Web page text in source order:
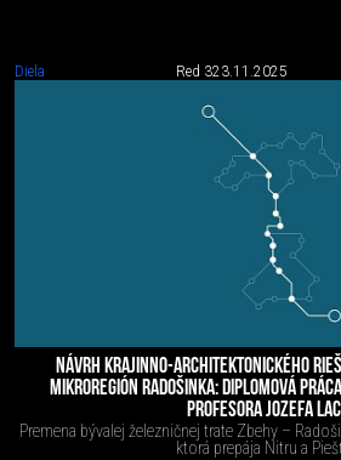
Diela Red 323.11.2025
NÁVRH KRAJINNO-ARCHITEKTONICKÉHO
MIKROREGIÓN RADOŠINKA: DIPLOMOVÁ
PROFESORA JOZEFA
Premena bývalej železničnej trate Zbehy –
ktorá prepája Nitru a